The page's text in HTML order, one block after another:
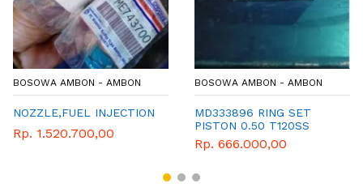
BOSOWA AMBON - AMBON
NOZZLE,FUEL INJECTION
Rp. 1.520.700,00
BOSOWA AMBON - AMBON
MD333896 RING SET
PISTON 0.50 T120SS
INJEKSI
Rp. 666.000,00